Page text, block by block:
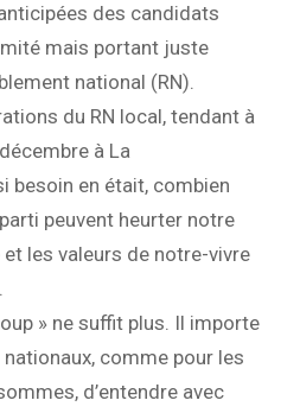
des candidats
mais portant juste
national (RN).
du RN local, tendant à
à La
besoin en était, combien
peuvent heurter notre
les valeurs de notre-vivre
» ne suffit plus. Il importe
comme pour les
d’entendre avec